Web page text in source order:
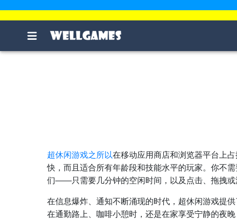
超休闲游戏之所以在移动应用商店和浏览器平台上
快，而且适合所有年龄段和技能水平的玩家。你不
们——只需要几分钟的空闲时间，以及点击、拖拽或
在信息爆炸、通知不断涌现的时代，超休闲游戏提供
在通勤路上、咖啡小憩时，还是在家享受宁静的夜